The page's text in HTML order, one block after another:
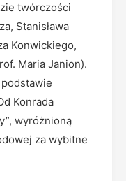
twórczości
Stanisława
Konwickiego,
Maria Janion).
Konrada
wyróżnioną
za wybitne